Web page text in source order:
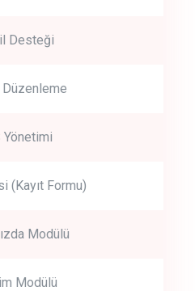
Desteği
Yönetimi
(Kayıt Formu)
Modülü
Modülü